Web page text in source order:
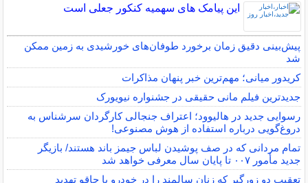
این پیامک های سهمیه کنکور جعلی است
پیش‌بینی دقیق زمان برخورد طوفان‌های خورشیدی به زمین ممکن
شد
کریدور میانی؛ مهم‌ترین خبر پنهان مذاکرات
جدیدترین فیلم مانی حقیقی در جشنواره نیویورک
رسوایی جدید در هالیوود؛ اعتراف جنجالی کارگردان سرشناس به
دروغ‌گویی درباره استفاده از هوش مصنوعی!
تمام مردانی که در صف پوشیدن لباس جیمز باند هستند/ بازیگر
جدید مأمور ۰۰۷ تا پایان سال معرفی خواهد شد
تعقیب دو زورگیر که زنان سالمند را در خودرو با چاقو تهدید